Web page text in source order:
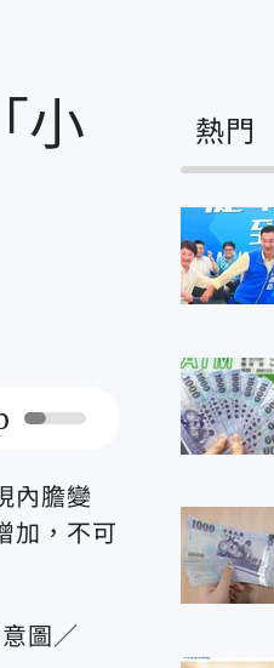
小
內膽變
加，不可
熱門